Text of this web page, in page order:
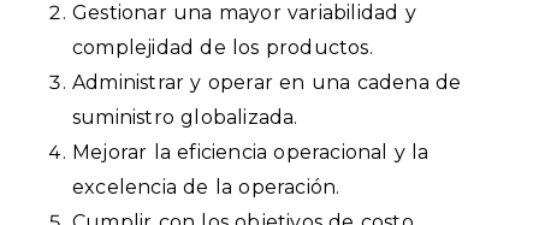
Gestionar una mayor variabilidad y
complejidad de los productos.
Administrar y operar en una cadena de
suministro globalizada.
Mejorar la eficiencia operacional y la
excelencia de la operación.